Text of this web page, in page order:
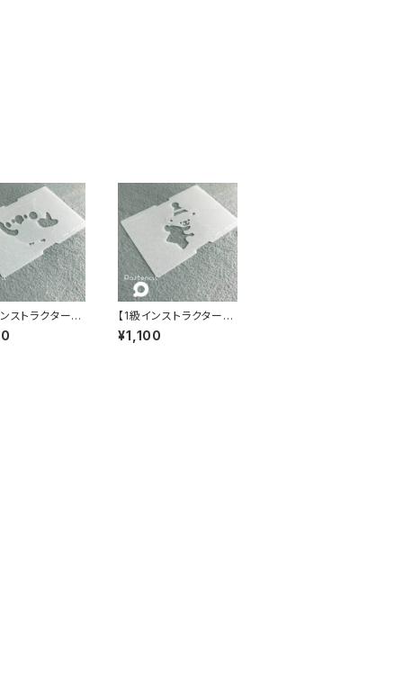
ストラクター専
ステンシルⓇ
ンコ TSUBU
【1級インストラクター専
用】 パステンシルⓇ
白くま TSUBUANシ
¥1,100